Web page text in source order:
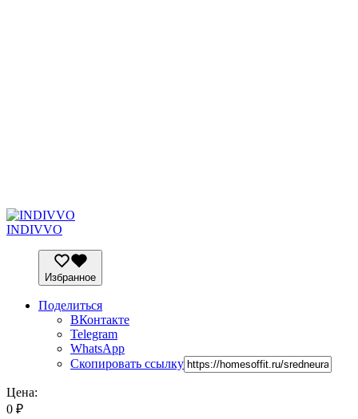
INDIVVO
Избранное
Поделиться
ВКонтакте
Telegram
WhatsApp
Скопировать ссылку
Цена:
0 ₽